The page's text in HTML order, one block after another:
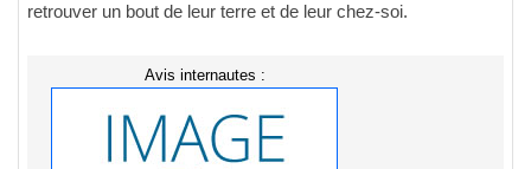
retrouver un bout de leur terre et de leur chez-soi.
Avis internautes :